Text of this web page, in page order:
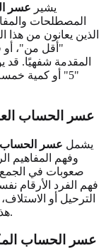
يشير عسر
المصطلحات
الذين يعانون من
"أقل من"، أو
المقدمة شفهيًا.
"5" أو كمية
عسر الحساب
يشمل عسر الحساب
وفهم المفاهيم
صعوبات في
فهم الفرد الأرقام
الترحيل أو
هذا النوع على التطبيق العملي لمهارات الحساب.
عسر الحساب